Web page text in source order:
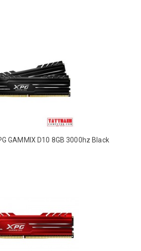
GAMMIX D10 8GB 3000hz Black